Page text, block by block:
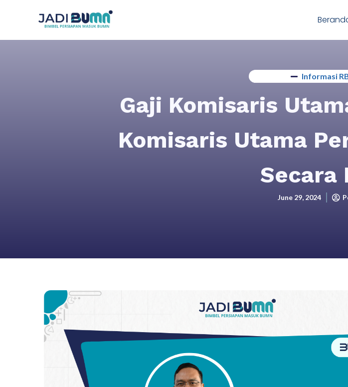
Informasi
Gaji Komisaris
Komisaris Utama
Secara
June 29, 2024